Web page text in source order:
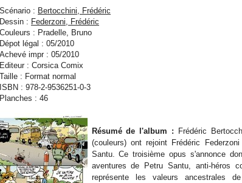
Scénario : Bertocchini, Frédéric
Dessin : Federzoni, Frédéric
Couleurs : Pradelle, Bruno
Dépot légal : 05/2010
Achevé impr : 05/2010
Editeur : Corsica Comix
Taille : Format normal
ISBN : 978-2-9536251-0-3
Planches : 46
Résumé de l'album : Frédéric
(couleurs) ont rejoint Frédéric
Santu. Ce troisième opus s'annonce
aventures de Petru Santu, anti-héros
représente les valeurs ancestrales